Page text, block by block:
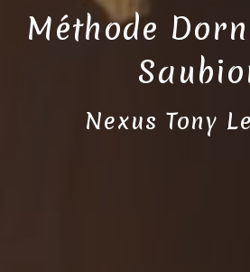
Méthode
Nexus Tony